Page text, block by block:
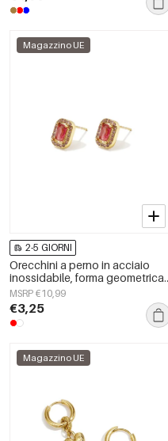
Magazzino UE
2-5 GIORNI
Orecchini a perno in acciaio
inossidabile, forma geometrica,
semplici, serie &quot;Daily
Simple&quot;, gioielli da donna.
MSRP €10,99
€3,25
Magazzino UE